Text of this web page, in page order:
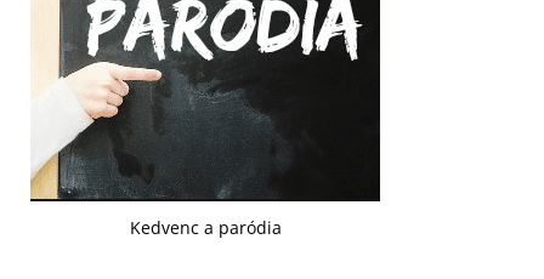
Kedvenc a paródia